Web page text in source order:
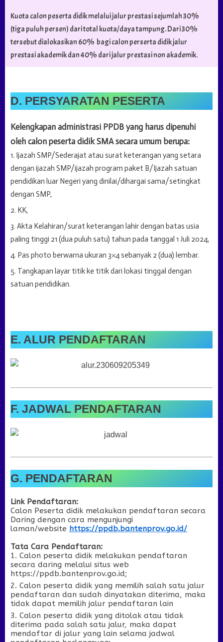
Kuota calon peserta didik melalui jalur prestasi sejumlah 30%
(tiga puluh persen) dari total kuota/daya tampung. Dari 30%
tersebut dialokasikan 60% bagi calon perserta didik jalur
prestasi akademik dan 40% dari jalur prestasi non akademik.
D. PERSYARATAN PESERTA
Kelengkapan administrasi PPDB yang harus dipenuhi
oleh calon peserta didik SMA secara umum berupa:
Ijazah SMP/Sederajat atau surat keterangan yang setara
dengan ijazah SMP/ijazah program paket B/Ijazah satuan
pendidikan luar Negeri yang dinilai/dihargai sama/setingkat
dengan SMP,
KK,
Akta Kelahiran/surat keterangan lahir dengan batas usia
paling tinggi 21 (dua puluh satu) tahun pada tanggal 1 Juli 2024,
Pas photo berwarna ukuran 3×4 sebanyak 2 (dua) lembar.
Tangkapan layar titik ke titik dari lokasi tinggal dengan
satuan pendidikan.
E. ALUR PENDAFTARAN
F. JADWAL PENDAFTARAN
G. PENDAFTARAN
Link Pendaftaran:
Calon Peserta didik melakukan pendaftaran secara
Daring dengan cara mengunjungi
laman/website https://ppdb.bantenprov.go.id/
Tata Cara Pendaftaran:
Calon peserta didik melakukan pendaftaran
secara daring melalui situs web
https://ppdb.bantenprov.go.id;
Calon peserta didik yang memilih salah satu jalur
pendaftaran dan sudah dinyatakan diterima, maka
tidak dapat memilih jalur pendaftaran lain
Calon peserta didik yang ditolak atau tidak
diterima pada salah satu jalur, maka dapat
mendaftar di jalur yang lain selama jadwal